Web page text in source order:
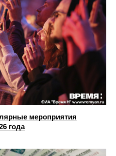
мероприятия
года